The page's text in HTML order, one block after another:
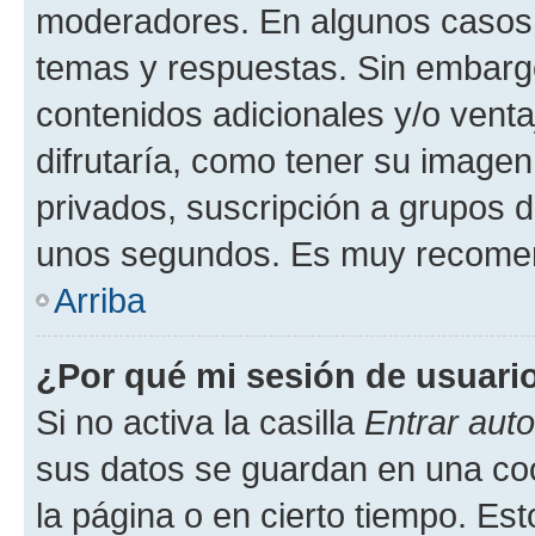
moderadores. En algunos
temas y respuestas. Sin
contenidos adicionales y/o
difrutaría, como tener su
privados, suscripción a grupos
unos segundos. Es muy
Arriba
¿Por qué mi sesión de
Si no activa la casilla Entrar
sus datos se guardan en una
la página o en cierto tiempo.